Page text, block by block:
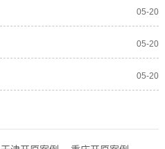
05-20
05-20
05-20